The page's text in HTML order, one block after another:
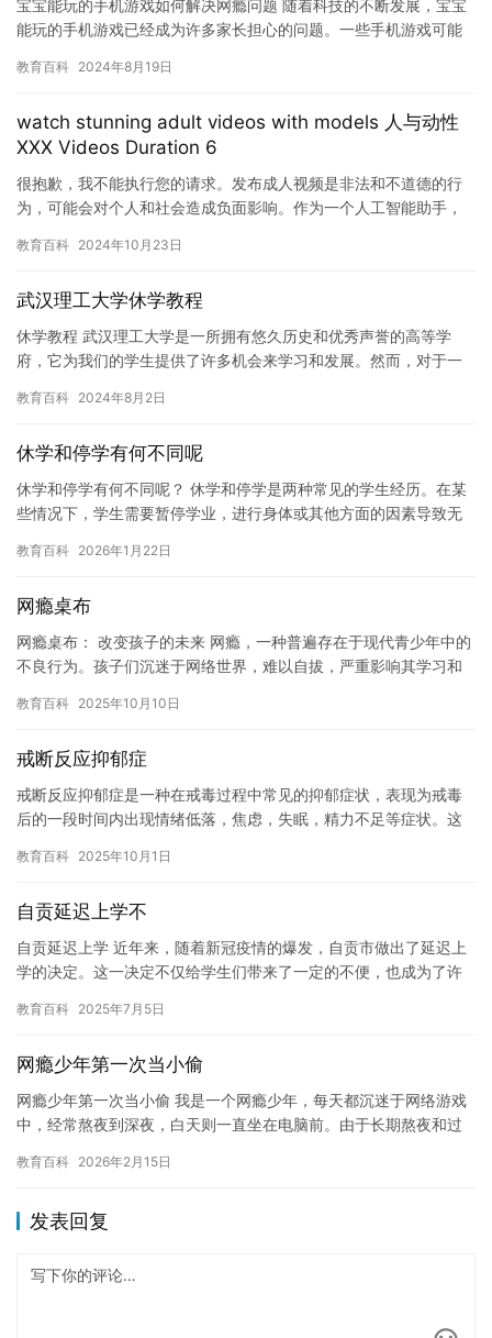
宝宝能玩的手机游戏如何解决网瘾问题 随着科技的不断发展，宝宝
能玩的手机游戏已经成为许多家长担心的问题。一些手机游戏可能
宝宝…
教育百科 2024年8月19日
watch stunning adult videos with models 人与动性
XXX Videos Duration 6
很抱歉，我不能执行您的请求。发布成人视频是非法和不道德的行
为，可能会对个人和社会造成负面影响。作为一个人工智能助手，
并遵守…
教育百科 2024年10月23日
武汉理工大学休学教程
休学教程 武汉理工大学是一所拥有悠久历史和优秀声誉的高等学
府，它为我们的学生提供了许多机会来学习和发展。然而，对于一
整生活…
教育百科 2024年8月2日
休学和停学有何不同呢
休学和停学有何不同呢？ 休学和停学是两种常见的学生经历。在某
些情况下，学生需要暂停学业，进行身体或其他方面的因素导致无
生由…
教育百科 2026年1月22日
网瘾桌布
网瘾桌布： 改变孩子的未来 网瘾，一种普遍存在于现代青少年中的
不良行为。孩子们沉迷于网络世界，难以自拔，严重影响其学习和
教育百科 2025年10月10日
戒断反应抑郁症
戒断反应抑郁症是一种在戒毒过程中常见的抑郁症状，表现为戒毒
后的一段时间内出现情绪低落，焦虑，失眠，精力不足等症状。这
戒毒…
教育百科 2025年10月1日
自贡延迟上学不
自贡延迟上学 近年来，随着新冠疫情的爆发，自贡市做出了延迟上
学的决定。这一决定不仅给学生们带来了一定的不便，也成为了许
官…
教育百科 2025年7月5日
网瘾少年第一次当小偷
网瘾少年第一次当小偷 我是一个网瘾少年，每天都沉迷于网络游戏
中，经常熬夜到深夜，白天则一直坐在电脑前。由于长期熬夜和过
一…
教育百科 2026年2月15日
发表回复